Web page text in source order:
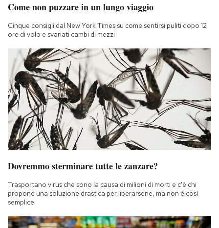
Come non puzzare in un lungo viaggio
Cinque consigli dal New York Times su come sentirsi puliti dopo 12
ore di volo e svariati cambi di mezzi
Dovremmo sterminare tutte le zanzare?
Trasportano virus che sono la causa di milioni di morti e c'è chi
propone una soluzione drastica per liberarsene, ma non è così
semplice